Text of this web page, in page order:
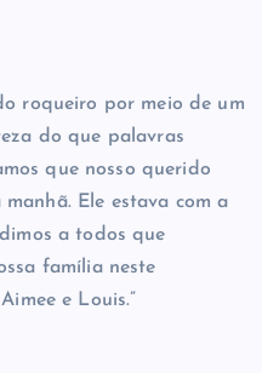
roqueiro por meio de um
do que palavras
que nosso querido
Ele estava com a
a todos que
família neste
e Louis.”